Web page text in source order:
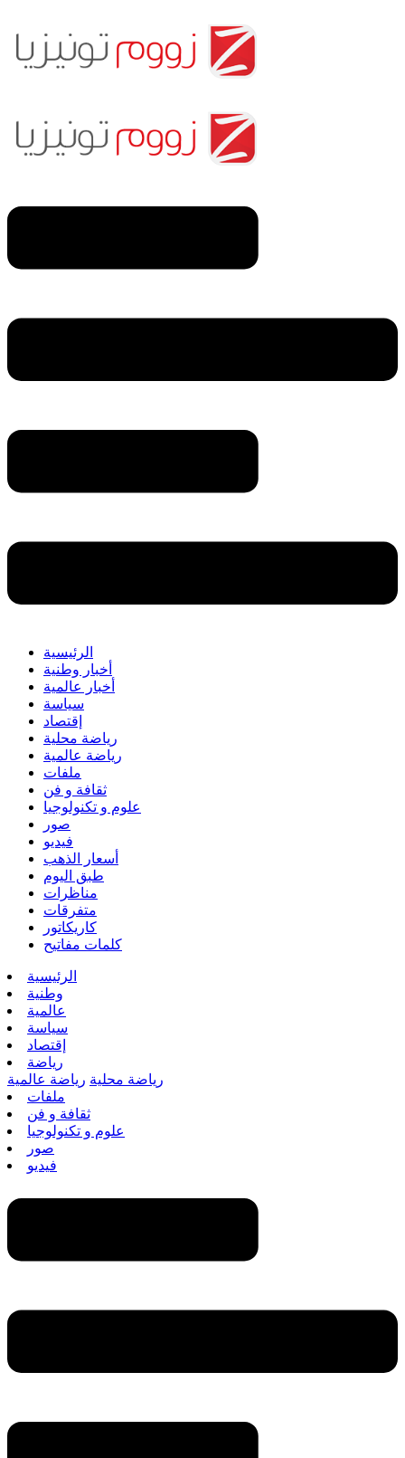
الرئيسية
أخبار وطنية
أخبار عالمية
سياسة
إقتصاد
رياضة محلية
رياضة عالمية
ملفات
ثقافة و فن
علوم و تكنولوجيا
صور
فيديو
أسعار الذهب
طبق اليوم
مناظرات
متفرقات
كاريكاتور
كلمات مفاتيح
الرئيسية
وطنية
عالمية
سياسة
إقتصاد
رياضة
رياضة محلية رياضة عالمية
ملفات
ثقافة و فن
علوم و تكنولوجيا
صور
فيديو